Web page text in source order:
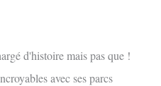
d'histoire mais pas que !
avec ses parcs